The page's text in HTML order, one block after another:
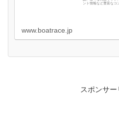
ント情報など豊富なコ
www.boatrace.jp
スポンサー